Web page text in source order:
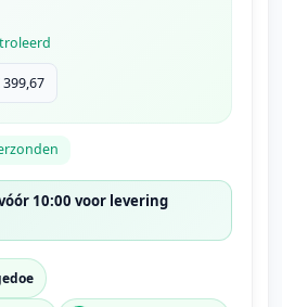
399,67
10:00 voor levering